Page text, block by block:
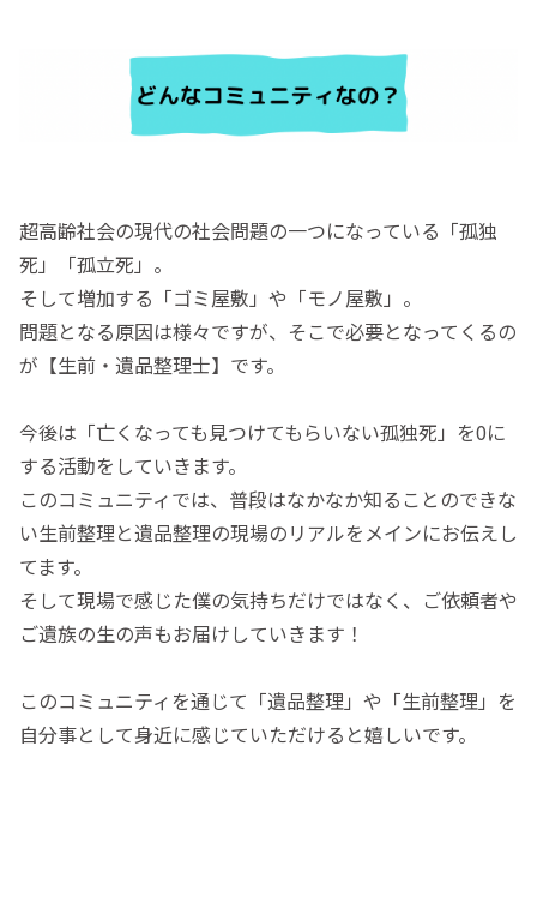
超高齢社会の現代の社会問題の一つになっている「孤独
死」「孤立死」。
そして増加する「ゴミ屋敷」や「モノ屋敷」。
問題となる原因は様々ですが、そこで必要となってくるの
が【生前・遺品整理士】です。
今後は「亡くなっても見つけてもらいない孤独死」を0に
する活動をしていきます。
このコミュニティでは、普段はなかなか知ることのできな
い生前整理と遺品整理の現場のリアルをメインにお伝えし
てます。
そして現場で感じた僕の気持ちだけではなく、ご依頼者や
ご遺族の生の声もお届けしていきます！
このコミュニティを通じて「遺品整理」や「生前整理」を
自分事として身近に感じていただけると嬉しいです。